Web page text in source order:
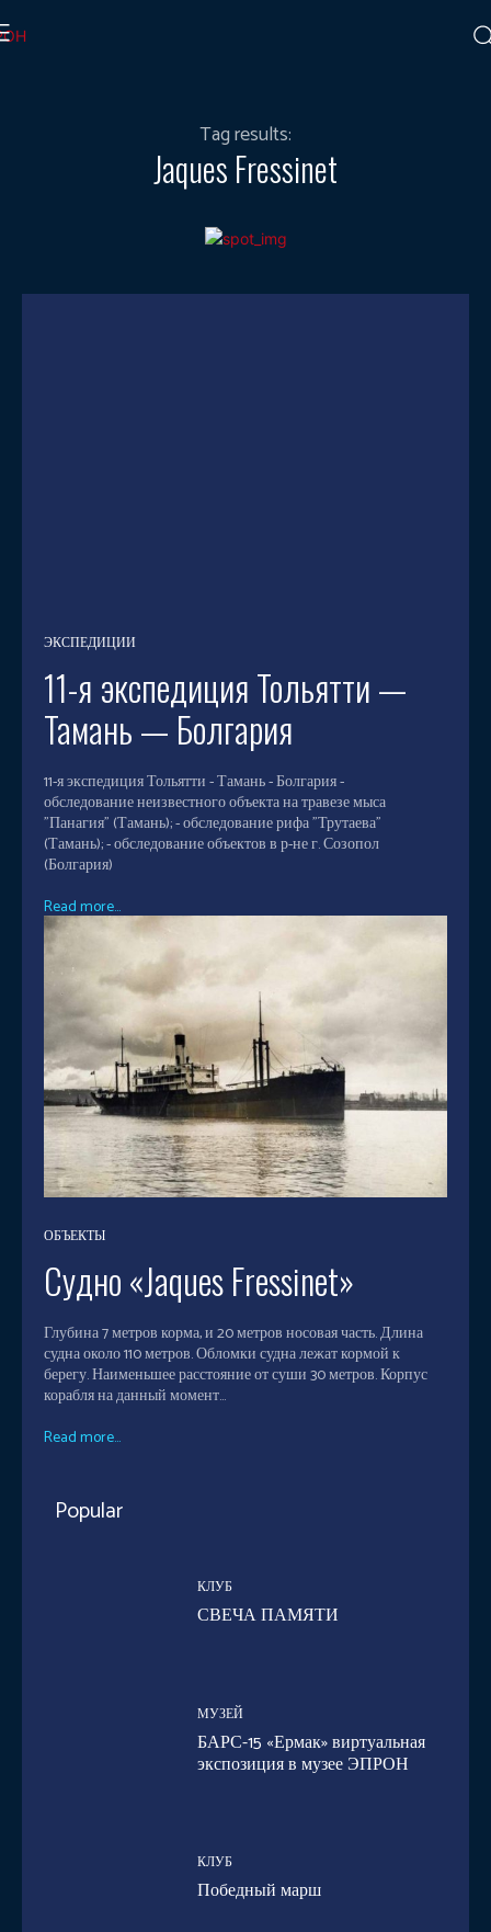
Tag results:
Jaques Fressinet
ЭКСПЕДИЦИИ
11-я экспедиция Тольятти —
Тамань — Болгария
11-я экспедиция Тольятти - Тамань - Болгария -
обследование неизвестного объекта на травезе мыса
"Панагия" (Тамань); - обследование рифа "Трутаева"
(Тамань); - обследование объектов в р-не г. Созопол
(Болгария)
Read more...
ОБЪЕКТЫ
Судно «Jaques Fressinet»
Глубина 7 метров корма, и 20 метров носовая часть. Длина
судна около 110 метров. Обломки судна лежат кормой к
берегу. Наименьшее расстояние от суши 30 метров. Корпус
корабля на данный момент...
Read more...
Popular
КЛУБ
СВЕЧА ПАМЯТИ
МУЗЕЙ
БАРС-15 «Ермак» виртуальная
экспозиция в музее ЭПРОН
КЛУБ
Победный марш